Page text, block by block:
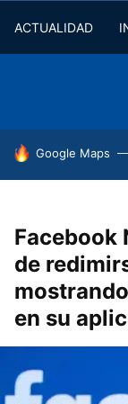
ACTUALIDAD
HOY SE HABLA
Google Maps
Facebook
de
en su